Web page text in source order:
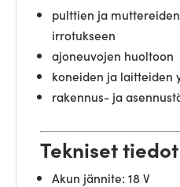
pulttien ja
irrotukseen
ajoneuvojen huoltoon
koneiden ja laitteiden
rakennus- ja
Tekniset tiedot
Akun jännite: 18 V